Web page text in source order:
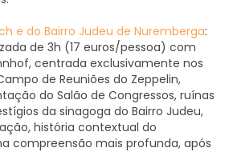
e do Bairro Judeu de Nuremberga:
de 3h (17 euros/pessoa) com
centrada exclusivamente nos
de Reuniões do Zeppelin,
do Salão de Congressos, ruínas
da sinagoga do Bairro Judeu,
história contextual do
compreensão mais profunda, após